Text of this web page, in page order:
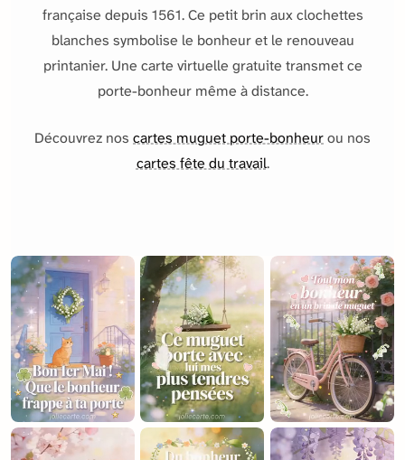
française depuis 1561. Ce petit brin aux clochettes
blanches symbolise le bonheur et le renouveau
printanier. Une carte virtuelle gratuite transmet ce
porte-bonheur même à distance.
Découvrez nos cartes muguet porte-bonheurou nos
cartes fête du travail.